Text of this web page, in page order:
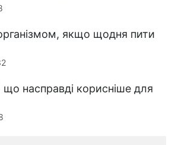
якщо щодня пити
насправді корисніше для